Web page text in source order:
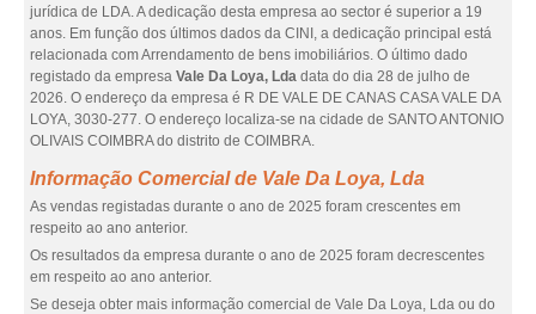
jurídica de LDA. A dedicação desta empresa ao sector é superior a 19
anos. Em função dos últimos dados da CINI, a dedicação principal está
relacionada com Arrendamento de bens imobiliários. O último dado
registado da empresa Vale Da Loya, Lda data do dia 28 de julho de
2026. O endereço da empresa é R DE VALE DE CANAS CASA VALE DA
LOYA, 3030-277. O endereço localiza-se na cidade de SANTO ANTONIO
OLIVAIS COIMBRA do distrito de COIMBRA.
Informação Comercial de Vale Da Loya, Lda
As vendas registadas durante o ano de 2025 foram crescentes em
respeito ao ano anterior.
Os resultados da empresa durante o ano de 2025 foram decrescentes
em respeito ao ano anterior.
Se deseja obter mais informação comercial de Vale Da Loya, Lda ou do